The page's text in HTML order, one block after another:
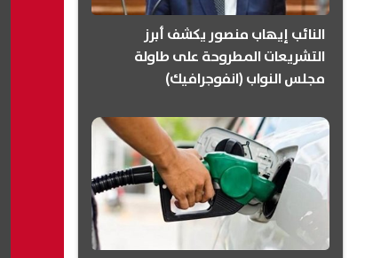
النائب إيهاب منصور يكشف أبرز
التشريعات المطروحة على طاولة
مجلس النواب (انفوجرافيك)